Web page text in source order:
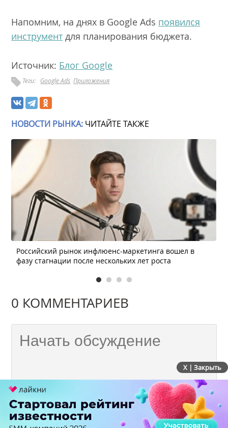
Напомним, на днях в Google Ads появился
инструмент для планирования бюджета.
Источник: Блог Google
Теги: Google Ads Приложения
НОВОСТИ РЫНКА: ЧИТАЙТЕ ТАКЖЕ
Российский рынок инфлюенс-маркетинга вошел в
фазу стагнации после нескольких лет роста
0 КОММЕНТАРИЕВ
X | Закрыть